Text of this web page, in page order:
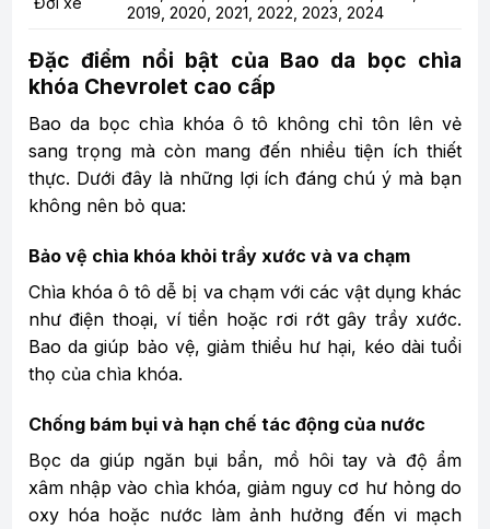
2019, 2020, 2021, 2022, 2023, 2024
Đặc điểm nổi bật của Bao da bọc chìa
khóa Chevrolet cao cấp
Bao da bọc chìa khóa ô tô không chỉ tôn lên vẻ
sang trọng mà còn mang đến nhiều tiện ích thiết
thực. Dưới đây là những lợi ích đáng chú ý mà bạn
không nên bỏ qua:
Bảo vệ chìa khóa khỏi trầy xước và va chạm
Chìa khóa ô tô dễ bị va chạm với các vật dụng khác
như điện thoại, ví tiền hoặc rơi rớt gây trầy xước.
Bao da giúp bảo vệ, giảm thiểu hư hại, kéo dài tuổi
thọ của chìa khóa.
Chống bám bụi và hạn chế tác động của nước
Bọc da giúp ngăn bụi bẩn, mồ hôi tay và độ ẩm
xâm nhập vào chìa khóa, giảm nguy cơ hư hỏng do
oxy hóa hoặc nước làm ảnh hưởng đến vi mạch